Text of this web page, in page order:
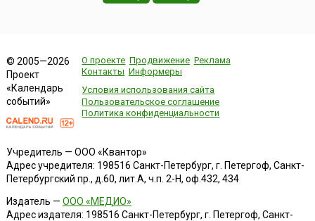
© 2005—2026
Проект
«Календарь
событий»
О проекте Продвижение Реклама
Контакты Информеры
Условия использования сайта
Пользовательское соглашение
Политика конфиденциальности
Учредитель — ООО «Квантор»
Адрес учредителя: 198516 Санкт-Петербург, г. Петергоф, Санкт-
Петербургский пр., д.60, лит.А, ч.п. 2-Н, оф.432, 434
Издатель — ООО «МЕДИО»
Адрес издателя: 198516 Санкт-Петербург, г. Петергоф, Санкт-